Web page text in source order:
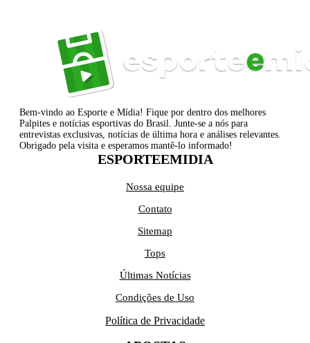
Bem-vindo ao Esporte e Mídia! Fique por dentro dos melhores
Palpites e notícias esportivas do Brasil. Junte-se a nós para
entrevistas exclusivas, notícias de última hora e análises relevantes.
Obrigado pela visita e esperamos mantê-lo informado!
ESPORTEEMIDIA
Nossa equipe
Contato
Sitemap
Tops
Últimas Notícias
Condições de Uso
Política de Privacidade